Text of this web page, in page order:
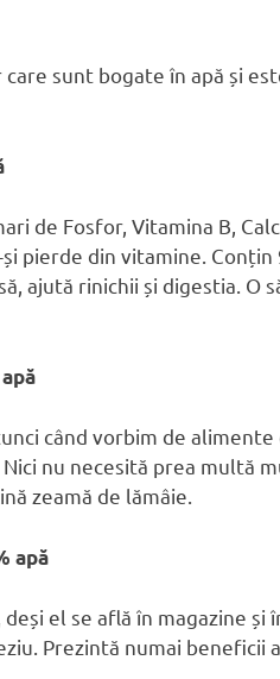
sunt bogate în apă și
de Fosfor, Vitamina B,
pierde din vitamine.
ajută rinichii și digestia. O
când vorbim de alimente
nu necesită prea multă
zeamă de lămâie.
apă
el se află în magazine și
Prezintă numai